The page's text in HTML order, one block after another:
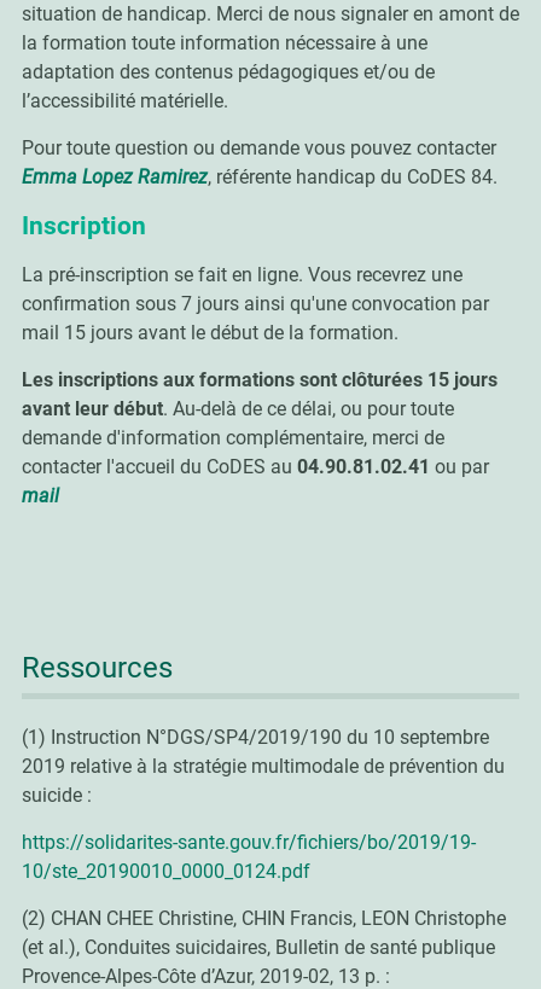
situation de handicap. Merci de nous signaler en amont de
la formation toute information nécessaire à une
adaptation des contenus pédagogiques et/ou de
l’accessibilité matérielle.
Pour toute question ou demande vous pouvez contacter
Emma Lopez Ramirez, référente handicap du CoDES 84.
Inscription
La pré-inscription se fait en ligne. Vous recevrez une
confirmation sous 7 jours ainsi qu'une convocation par
mail 15 jours avant le début de la formation.
Les inscriptions aux formations sont clôturées 15 jours
avant leur début. Au-delà de ce délai, ou pour toute
demande d'information complémentaire, merci de
contacter l'accueil du CoDES au 04.90.81.02.41 ou par
mail
Ressources
(1) Instruction N°DGS/SP4/2019/190 du 10 septembre
2019 relative à la stratégie multimodale de prévention du
suicide :
https://solidarites-sante.gouv.fr/fichiers/bo/2019/19-
10/ste_20190010_0000_0124.pdf
(2) CHAN CHEE Christine, CHIN Francis, LEON Christophe
(et al.), Conduites suicidaires, Bulletin de santé publique
Provence-Alpes-Côte d’Azur, 2019-02, 13 p. :